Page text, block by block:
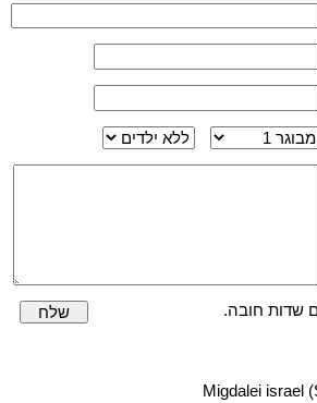
שדות חובה. שלח
Migdalei israel